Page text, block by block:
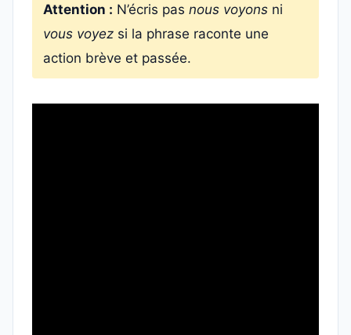
Attention : N’écris pas nous voyons ni
vous voyez si la phrase raconte une
action brève et passée.